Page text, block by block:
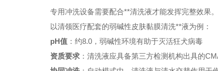
专用冲洗设备需要配合**清洗液才能发挥完整效果。
以清领医疗配套的弱碱性皮肤黏膜清洗**液为例：
pH值 ：约8.0，弱碱性环境有助于灭活狂犬病毒
资质要求 ：清洗液应具备第三方检测机构出具的